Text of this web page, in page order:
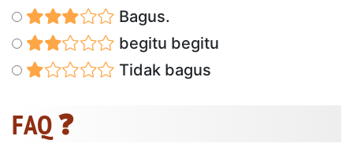
Bagus.
begitu begitu
Tidak bagus
FAQ ❓